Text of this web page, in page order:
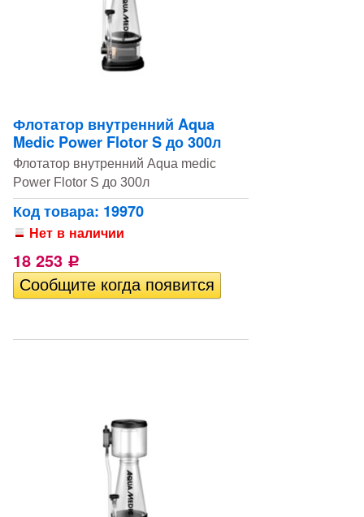
Флотатор внутренний Aqua
Medic Power Flotor S до 300л
Флотатор внутренний Aqua medic
Power Flotor S до 300л
Код товара: 19970
Нет в наличии
18 253 Р